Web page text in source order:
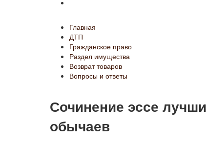
Главная
ДТП
Гражданское право
Раздел имущества
Возврат товаров
Вопросы и ответы
Сочинение эссе
обычаев